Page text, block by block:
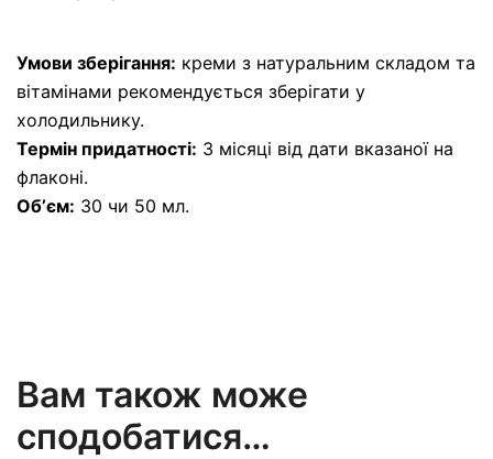
Умови зберігання: креми з натуральним складом та
вітамінами рекомендується зберігати у
холодильнику.
Термін придатності: 3 місяці від дати вказаної на
флаконі.
Обʼєм: 30 чи 50 мл.
Вам також може
сподобатися…